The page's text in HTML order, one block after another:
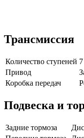
Трансмиссия
Количество ступеней 7
Привод
Коробка передач
Подвеска и
Задние тормоза